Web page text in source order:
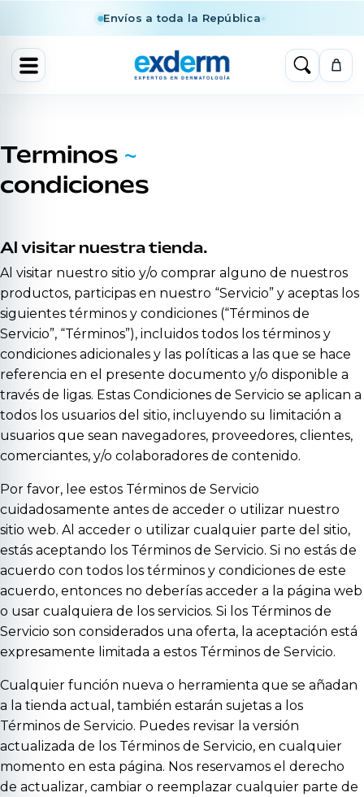
Envíos a toda la República
Terminos ~
condiciones
Al visitar nuestra tienda.
Al visitar nuestro sitio y/o comprar alguno de nuestros
productos, participas en nuestro “Servicio” y aceptas los
siguientes términos y condiciones (“Términos de
Servicio”, “Términos”), incluidos todos los términos y
condiciones adicionales y las políticas a las que se hace
referencia en el presente documento y/o disponible a
través de ligas. Estas Condiciones de Servicio se aplican a
todos los usuarios del sitio, incluyendo su limitación a
usuarios que sean navegadores, proveedores, clientes,
comerciantes, y/o colaboradores de contenido.
Por favor, lee estos Términos de Servicio
cuidadosamente antes de acceder o utilizar nuestro
sitio web. Al acceder o utilizar cualquier parte del sitio,
estás aceptando los Términos de Servicio. Si no estás de
acuerdo con todos los términos y condiciones de este
acuerdo, entonces no deberías acceder a la página web
o usar cualquiera de los servicios. Si los Términos de
Servicio son considerados una oferta, la aceptación está
expresamente limitada a estos Términos de Servicio.
Cualquier función nueva o herramienta que se añadan
a la tienda actual, también estarán sujetas a los
Términos de Servicio. Puedes revisar la versión
actualizada de los Términos de Servicio, en cualquier
momento en esta página. Nos reservamos el derecho
de actualizar, cambiar o reemplazar cualquier parte de